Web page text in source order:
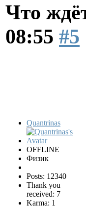
Что
08:55 #5
Quantrinas
OFFLINE
Физик
Posts: 12340
Thank you
received: 7
Karma: 1